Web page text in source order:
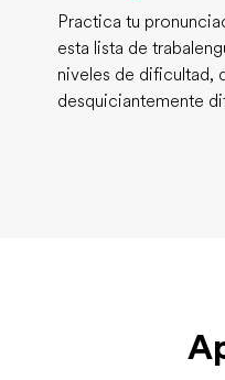
Practica tu
esta lista de
niveles de dificultad,
desquiciantemente